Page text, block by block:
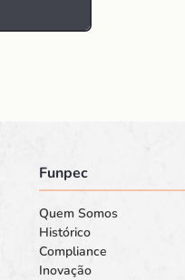
Funpec
Quem Somos
Histórico
Compliance
Inovação